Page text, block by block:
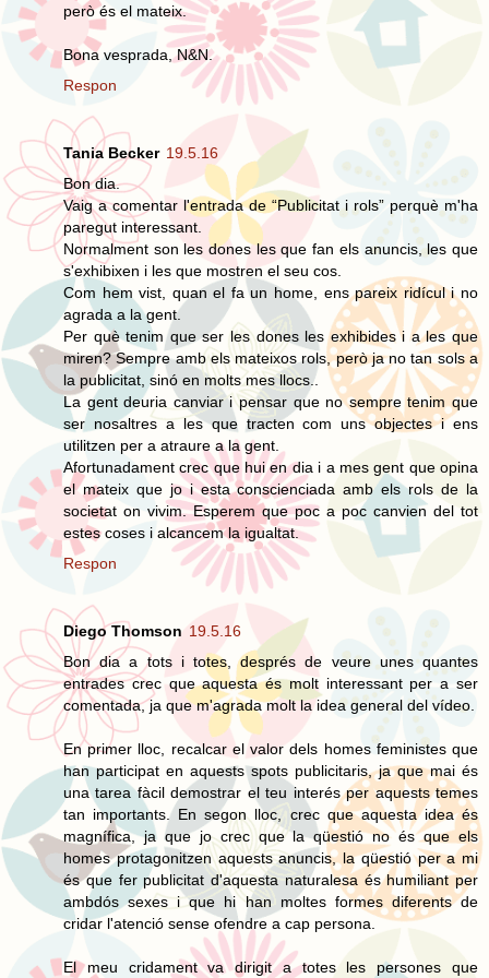
però és el mateix.
Bona vesprada, N&N.
Respon
Tania Becker 19.5.16
Bon dia.
Vaig a comentar l'entrada de “Publicitat i rols” perquè m'ha
paregut interessant.
Normalment son les dones les que fan els anuncis, les que
s'exhibixen i les que mostren el seu cos.
Com hem vist, quan el fa un home, ens pareix ridícul i no
agrada a la gent.
Per què tenim que ser les dones les exhibides i a les que
miren? Sempre amb els mateixos rols, però ja no tan sols a
la publicitat, sinó en molts mes llocs..
La gent deuria canviar i pensar que no sempre tenim que
ser nosaltres a les que tracten com uns objectes i ens
utilitzen per a atraure a la gent.
Afortunadament crec que hui en dia i a mes gent que opina
el mateix que jo i esta conscienciada amb els rols de la
societat on vivim. Esperem que poc a poc canvien del tot
estes coses i alcancem la igualtat.
Respon
Diego Thomson 19.5.16
Bon dia a tots i totes, després de veure unes quantes
entrades crec que aquesta és molt interessant per a ser
comentada, ja que m'agrada molt la idea general del vídeo.
En primer lloc, recalcar el valor dels homes feministes que
han participat en aquests spots publicitaris, ja que mai és
una tarea fàcil demostrar el teu interés per aquests temes
tan importants. En segon lloc, crec que aquesta idea és
magnífica, ja que jo crec que la qüestió no és que els
homes protagonitzen aquests anuncis, la qüestió per a mi
és que fer publicitat d'aquesta naturalesa és humiliant per
ambdós sexes i que hi han moltes formes diferents de
cridar l'atenció sense ofendre a cap persona.
El meu cridament va dirigit a totes les persones que